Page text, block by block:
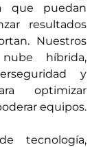
que puedan
resultados
Nuestros
híbrida,
y
optimizar
equipos.
tecnología,